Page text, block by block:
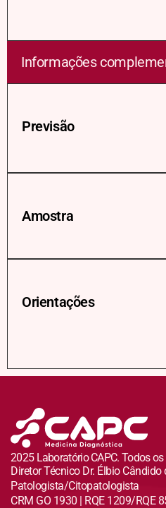
Informações
Previsão
Amostra
Orientações
2025 Laboratório CAPC. Todos
Diretor Técnico Dr. Élbio Cândido
Patologista/Citopatologista
CRM GO 1930 | RQE 1209/RQE